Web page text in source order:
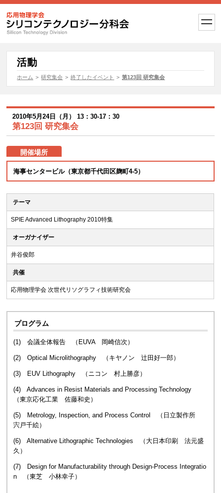
t
o
l
i
t
活動
ホーム > 研究集会 > 終了したイベント > 第123回 研究集会
2010年5月24日（月） 13：30-17：30
第123回 研究集会
開催場所
海事センタービル（東京都千代田区麹町4-5）
テーマ
SPIE Advanced Lithography 2010特集
オーガナイザー
井谷俊郎
共催
応用物理学会 次世代リソグラフィ技術研究会
プログラム
(1) 会議全体報告 （EUVA 岡崎信次）
(2) Optical Microlithography （キヤノン 辻田好一郎）
(3) EUV Lithography （ニコン 村上勝彦）
(4) Advances in Resist Materials and Processing Technology
（東京応化工業 佐藤和史）
(5) Metrology, Inspection, and Process Control （日立製作所
宍戸千絵）
(6) Alternative Lithographic Technologies （大日本印刷 法元盛
久）
(7) Design for Manufacturability through Design-Process Integratio
n （東芝 小林幸子）